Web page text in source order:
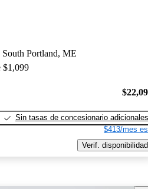
South Portland, ME
$1,099
Sin tasas de concesionario adicionales
$413/mes
Verif. disponibilidad